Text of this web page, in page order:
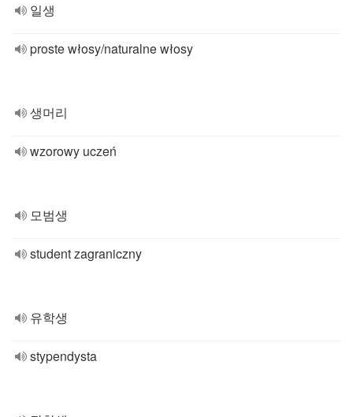
일생
proste włosy/naturalne włosy
생머리
wzorowy uczeń
모범생
student zagraniczny
유학생
stypendysta